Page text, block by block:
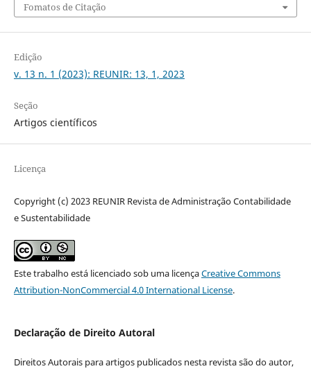
Fomatos de Citação
Edição
v. 13 n. 1 (2023): REUNIR: 13, 1, 2023
Seção
Artigos científicos
Licença
Copyright (c) 2023 REUNIR Revista de Administração Contabilidade
e Sustentabilidade
Este trabalho está licenciado sob uma licençaCreative Commons
Attribution-NonCommercial 4.0 International License.
Declaração de Direito Autoral
Direitos Autorais para artigos publicados nesta revista são do autor,